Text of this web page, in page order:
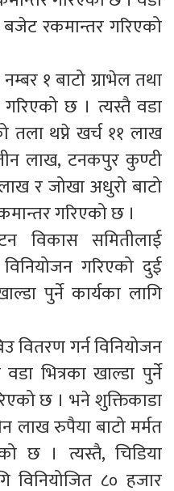
बजेट रकमान्तर गरिएको
१ बाटो ग्राभेल तथा
गरिएको छ । त्यस्तै वडा
तला थप्ने खर्च ११ लाख
लाख, टनकपुर कुण्टी
र जोखा अधुरो बाटो
गरिएको छ ।
विकास समितीलाई
गरिएको दुई
पुर्ने कार्यका लागि
वितरण गर्न विनियोजन
भित्रका खाल्डा पुर्ने
छ । भने शुक्तिकाडा
लाख रुपैया बाटो मर्मत
छ । त्यस्तै, चिडिया
विनियोजित ८० हजार